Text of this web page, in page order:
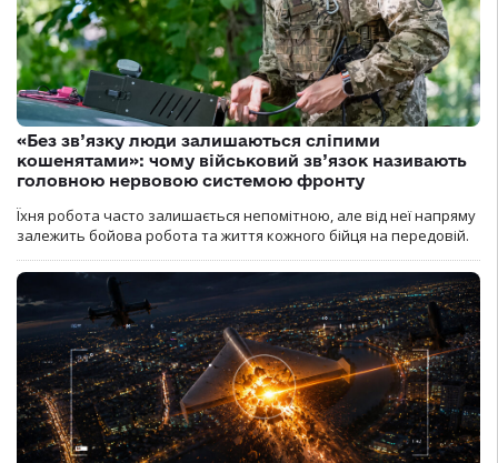
«Без зв’язку люди залишаються сліпими
кошенятами»: чому військовий зв’язок називають
головною нервовою системою фронту
Їхня робота часто залишається непомітною, але від неї напряму
залежить бойова робота та життя кожного бійця на передовій.